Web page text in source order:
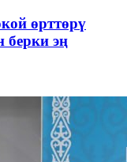
өрттөрү
берки эң